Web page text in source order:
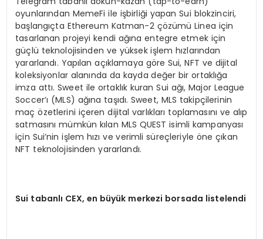
oyunlarından MemeFi ile işbirliği yapan Sui blokzinciri,
başlangıçta Ethereum Katman-2 çözümü Linea için
tasarlanan projeyi kendi ağına entegre etmek için
güçlü teknolojisinden ve yüksek işlem hızlarından
yararlandı. Yapılan açıklamaya göre Sui, NFT ve dijital
koleksiyonlar alanında da kayda değer bir ortaklığa
imza attı. Sweet ile ortaklık kuran Sui ağı, Major League
Soccer’ı (MLS) ağına taşıdı. Sweet, MLS takipçilerinin
maç özetlerini içeren dijital varlıkları toplamasını ve alıp
satmasını mümkün kılan MLS QUEST isimli kampanyası
için Sui’nin işlem hızı ve verimli süreçleriyle öne çıkan
NFT teknolojisinden yararlandı.
Sui tabanlı CEX, en büyük merkezi borsada listelendi